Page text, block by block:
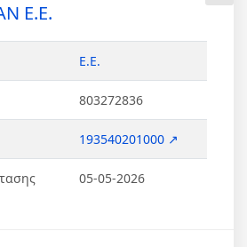
Ε.Ε.
Ε.Ε.
803272836
193540201000 ↗
05-05-2026